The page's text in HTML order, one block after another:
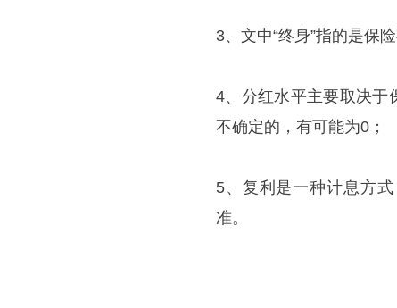
3、文中“终身”指的是保
4、分红水平主要取决于
不确定的，有可能为0；
5、复利是一种计息方
准。